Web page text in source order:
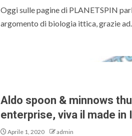
Oggi sulle pagine di PLANETSPIN
argomento di biologia ittica, grazie
Aldo spoon & minnows
enterprise, viva il made in
Aprile 1, 2020 admin